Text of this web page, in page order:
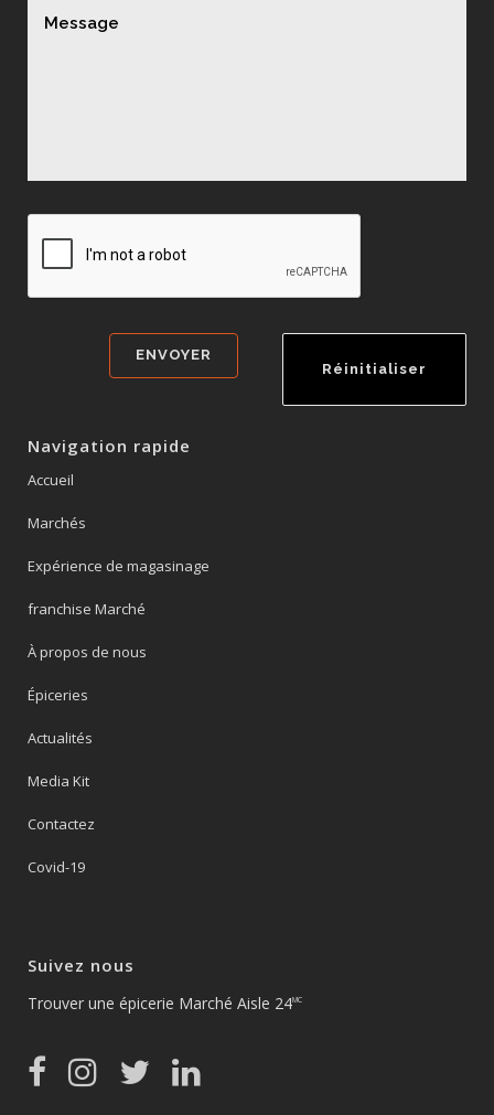
Navigation rapide
Accueil
Marchés
Expérience de magasinage
franchise Marché
À propos de nous
Épiceries
Actualités
Media Kit
Contactez
Covid-19
Suivez nous
Trouver une épicerie Marché Aisle 24MC